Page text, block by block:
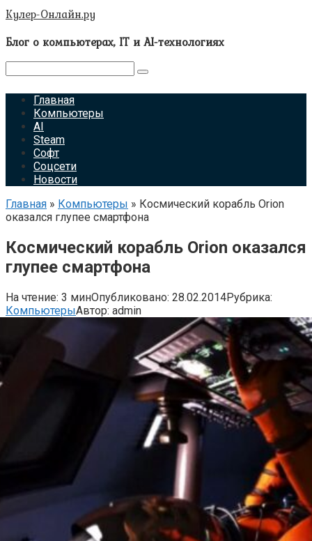
Перейти
контенту
Кулер-Онлайн.ру
Блог о компьютерах, IT и AI-технологиях
Главная
Компьютеры
AI
Steam
Софт
Соцсети
Новости
Главная » Компьютеры » Космический корабль Orion
оказался глупее смартфона
Космический корабль Orion оказался
глупее смартфона
На чтение: 3 минОпубликовано: 28.02.2014Рубрика:
КомпьютерыАвтор: admin